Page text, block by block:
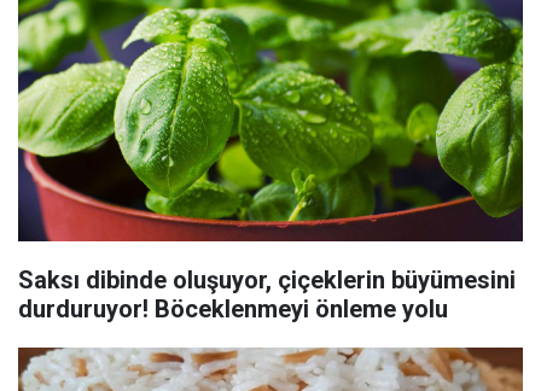
Saksı dibinde oluşuyor, çiçeklerin büyümesini
durduruyor! Böceklenmeyi önleme yolu